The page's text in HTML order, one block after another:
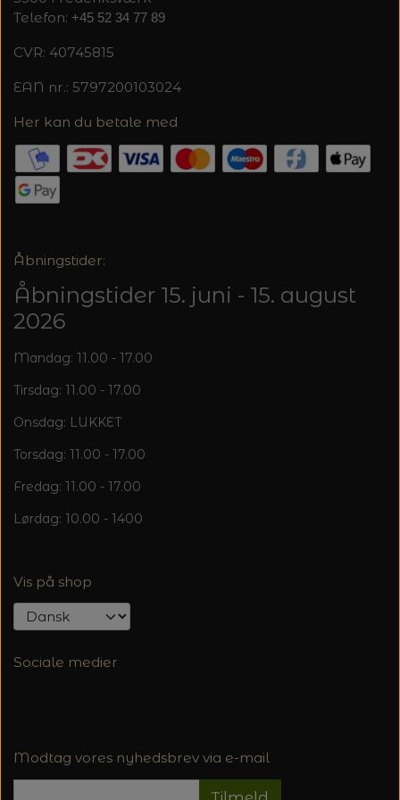
Telefon: +45 52 34 77 89
CVR: 40745815
EAN nr.: 5797200103024
Her kan du betale med
Åbningstider:
Åbningstider 15. juni - 15. august
2026
Mandag: 11.00 - 17.00
Tirsdag: 11.00 - 17.00
Onsdag: LUKKET
Torsdag: 11.00 - 17.00
Fredag: 11.00 - 17.00
Lørdag: 10.00 - 1400
Vis på shop
Sociale medier
Modtag vores nyhedsbrev via e-mail